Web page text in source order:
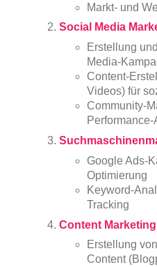
Markt- und
Social Media
Erstellung
Media-
Content-
Videos) für
Community-
Google Ads-
Optimierung
Keyword-
Tracking
Content Marketing
Erstellung
Content